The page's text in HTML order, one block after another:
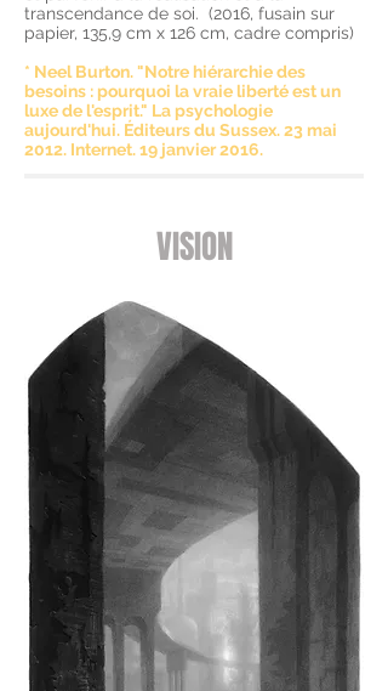
transcendance de soi. (2016, fusain sur
papier, 135,9 cm x 126 cm, cadre compris)
* Neel Burton. "Notre hiérarchie des
besoins : pourquoi la vraie liberté est un
luxe de l'esprit." La psychologie
aujourd'hui. Éditeurs du Sussex. 23 mai
2012. Internet. 19 janvier 2016.
VISION